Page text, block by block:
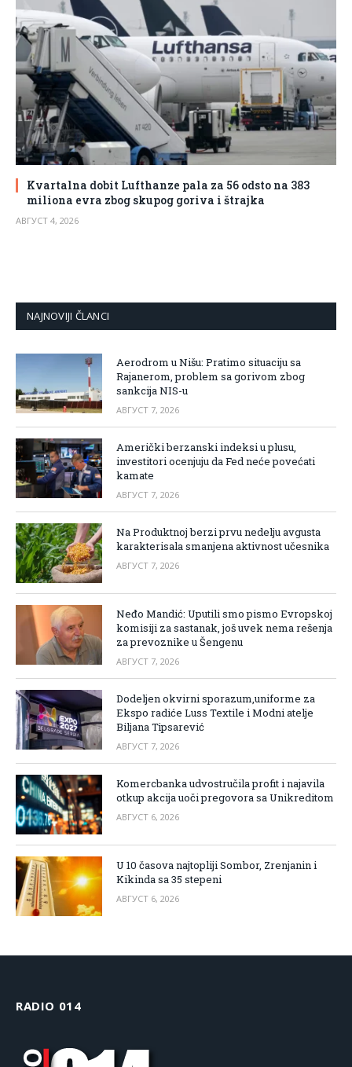
Kvartalna dobit Lufthanze pala za 56 odsto na 383
miliona evra zbog skupog goriva i štrajka
АВГУСТ 4, 2026
NAJNOVIJI ČLANCI
Aerodrom u Nišu: Pratimo situaciju sa
Rajanerom, problem sa gorivom zbog
sankcija NIS-u
АВГУСТ 7, 2026
Američki berzanski indeksi u plusu,
investitori ocenjuju da Fed neće povećati
kamate
АВГУСТ 7, 2026
Na Produktnoj berzi prvu nedelju avgusta
karakterisala smanjena aktivnost učesnika
АВГУСТ 7, 2026
Neđo Mandić: Uputili smo pismo Evropskoj
komisiji za sastanak, još uvek nema rešenja
za prevoznike u Šengenu
АВГУСТ 7, 2026
Dodeljen okvirni sporazum,uniforme za
Ekspo radiće Luss Textile i Modni atelje
Biljana Tipsarević
АВГУСТ 7, 2026
Komercbanka udvostručila profit i najavila
otkup akcija uoči pregovora sa Unikreditom
АВГУСТ 6, 2026
U 10 časova najtopliji Sombor, Zrenjanin i
Kikinda sa 35 stepeni
АВГУСТ 6, 2026
RADIO 014